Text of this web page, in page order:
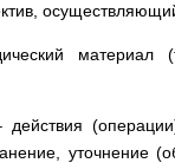
материал
действия
уточнение